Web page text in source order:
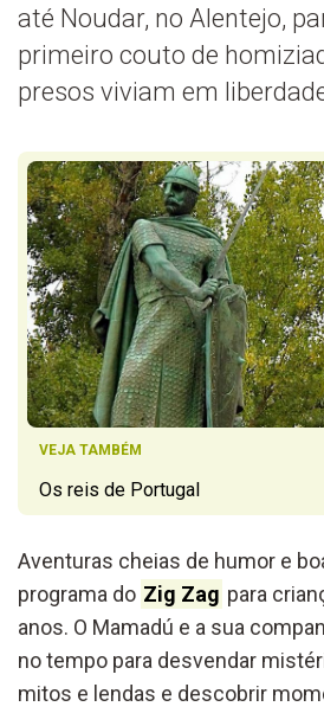
até Noudar, no Alentejo,
primeiro couto de
presos viviam em
VEJA TAMBÉM
Os reis de Portugal
Aventuras cheias de humor e
programa do Zig Zag para
anos. O Mamadú e a sua
no tempo para desvendar
mitos e lendas e descobrir